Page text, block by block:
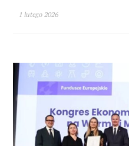
1 lutego 2026